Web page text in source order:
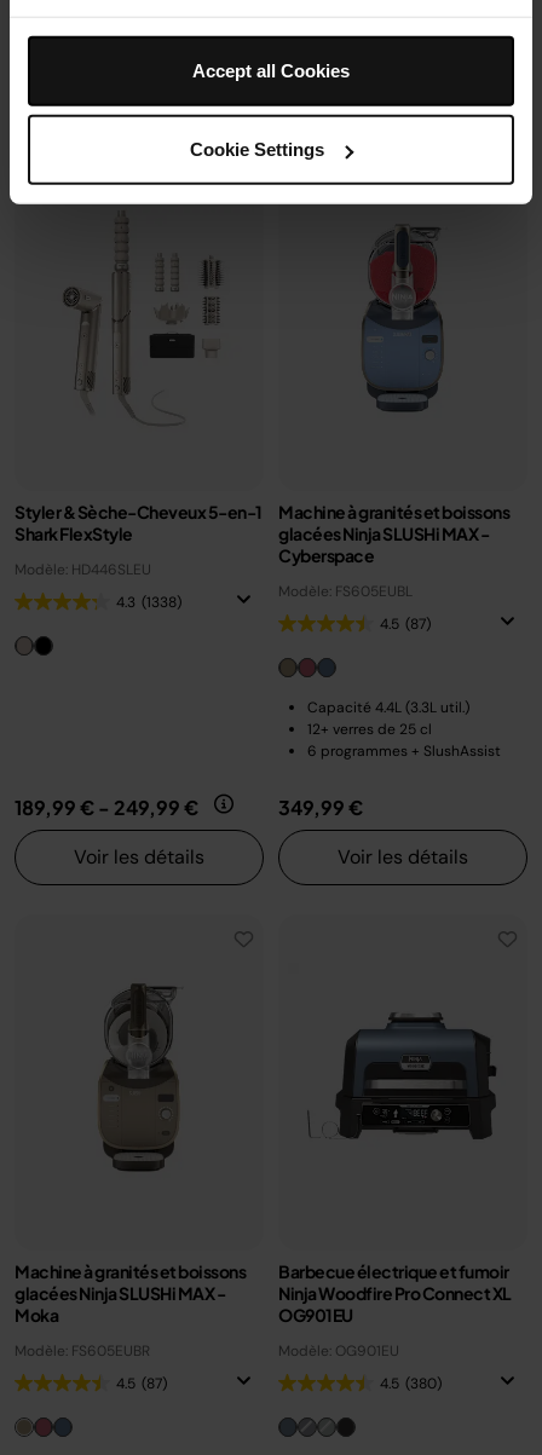
Accept all Cookies
Cookie Settings
399,99 €
Styler & Sèche-Cheveux 5-en-1
Shark FlexStyle
Modèle: HD446SLEU
4.3 (1338)
189,99 €- 249,99 €
Voir les détails
Machine à granités et boissons
glacées Ninja SLUSHi MAX -
Cyberspace
Modèle: FS605EUBL
4.5 (87)
Capacité 4.4L (3.3L util.)
12+ verres de 25 cl
6 programmes + SlushAssist
349,99 €
Voir les détails
Machine à granités et boissons
glacées Ninja SLUSHi MAX -
Moka
Modèle: FS605EUBR
4.5 (87)
Barbecue électrique et fumoir
Ninja Woodfire Pro Connect XL
OG901EU
Modèle: OG901EU
4.5 (380)